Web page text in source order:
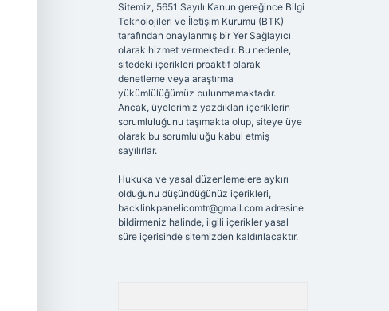
Sitemiz, 5651 Sayılı Kanun gereğince Bilgi
Teknolojileri ve İletişim Kurumu (BTK)
tarafından onaylanmış bir Yer Sağlayıcı
olarak hizmet vermektedir. Bu nedenle,
sitedeki içerikleri proaktif olarak
denetleme veya araştırma
yükümlülüğümüz bulunmamaktadır.
Ancak, üyelerimiz yazdıkları içeriklerin
sorumluluğunu taşımakta olup, siteye üye
olarak bu sorumluluğu kabul etmiş
sayılırlar.
Hukuka ve yasal düzenlemelere aykırı
olduğunu düşündüğünüz içerikleri,
backlinkpanelicomtr@gmail.comadresine
bildirmeniz halinde, ilgili içerikler yasal
süre içerisinde sitemizden kaldırılacaktır.